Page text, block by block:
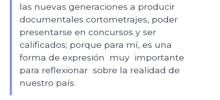
las nuevas generaciones a producir
documentales cortometrajes, poder
presentarse en concursos y ser
calificados; porque para mí, es una
forma de expresión muy importante
para reflexionar sobre la realidad de
nuestro país.